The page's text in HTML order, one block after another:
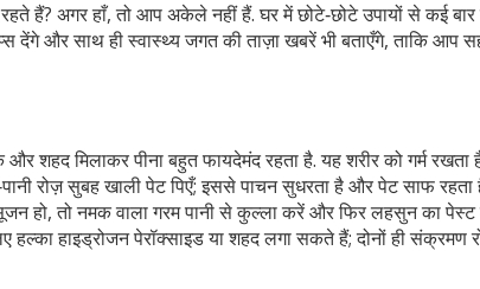
हैं? अगर हाँ, तो आप अकेले नहीं हैं. घर में छोटे‑छोटे उपायों से कई
और साथ ही स्वास्थ्य जगत की ताज़ा खबरें भी बताएँगे, ताकि आप
शहद मिलाकर पीना बहुत फायदेमंद रहता है. यह शरीर को गर्म
रोज़ सुबह खाली पेट पिएँ; इससे पाचन सुधरता है और पेट साफ रहता
हो, तो नमक वाला गरम पानी से कुल्ला करें और फिर लहसुन का पेस्ट
हल्का हाइड्रोजन पेरॉक्साइड या शहद लगा सकते हैं; दोनों ही संक्रमण